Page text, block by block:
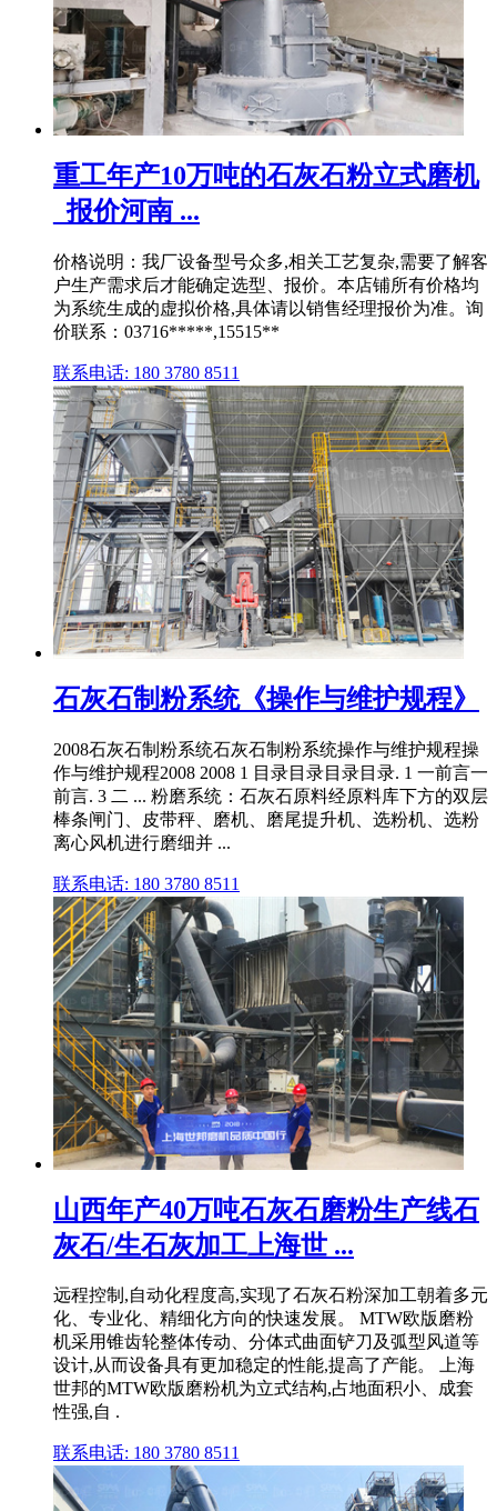
重工年产10万吨的石灰石粉立式磨机
_报价河南 ...
价格说明：我厂设备型号众多,相关工艺复杂,需要了解客
户生产需求后才能确定选型、报价。本店铺所有价格均
为系统生成的虚拟价格,具体请以销售经理报价为准。询
价联系：03716*****,15515**
联系电话: 180 3780 8511
石灰石制粉系统《操作与维护规程》
2008石灰石制粉系统石灰石制粉系统操作与维护规程操
作与维护规程2008 2008 1 目录目录目录目录. 1 一前言一
前言. 3 二 ... 粉磨系统：石灰石原料经原料库下方的双层
棒条闸门、皮带秤、磨机、磨尾提升机、选粉机、选粉
离心风机进行磨细并 ...
联系电话: 180 3780 8511
山西年产40万吨石灰石磨粉生产线石
灰石/生石灰加工上海世 ...
远程控制,自动化程度高,实现了石灰石粉深加工朝着多元
化、专业化、精细化方向的快速发展。 MTW欧版磨粉
机采用锥齿轮整体传动、分体式曲面铲刀及弧型风道等
设计,从而设备具有更加稳定的性能,提高了产能。 上海
世邦的MTW欧版磨粉机为立式结构,占地面积小、成套
性强,自 .
联系电话: 180 3780 8511